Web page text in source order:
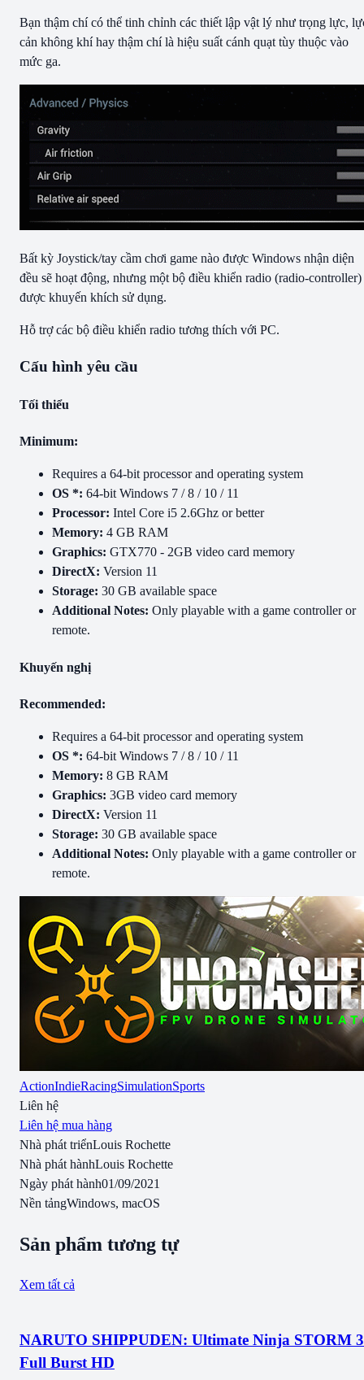
Bạn thậm chí có thể tinh chỉnh các thiết lập vật lý như trọng lực,
cản không khí hay thậm chí là hiệu suất cánh quạt tùy thuộc vào
mức ga.
Bất kỳ Joystick/tay cầm chơi game nào được Windows nhận diện
đều sẽ hoạt động, nhưng một bộ điều khiển radio (radio-controller)
được khuyến khích sử dụng.
Hỗ trợ các bộ điều khiển radio tương thích với PC.
Cấu hình yêu cầu
Tối thiểu
Minimum:
Requires a 64-bit processor and operating system
OS *: 64-bit Windows 7 / 8 / 10 / 11
Processor: Intel Core i5 2.6Ghz or better
Memory: 4 GB RAM
Graphics: GTX770 - 2GB video card memory
DirectX: Version 11
Storage: 30 GB available space
Additional Notes: Only playable with a game controller or
remote.
Khuyến nghị
Recommended:
Requires a 64-bit processor and operating system
OS *: 64-bit Windows 7 / 8 / 10 / 11
Memory: 8 GB RAM
Graphics: 3GB video card memory
DirectX: Version 11
Storage: 30 GB available space
Additional Notes: Only playable with a game controller or
remote.
ActionIndieRacingSimulationSports
Liên hệ
Liên hệ mua hàng
Nhà phát triểnLouis Rochette
Nhà phát hànhLouis Rochette
Ngày phát hành01/09/2021
Nền tảngWindows, macOS
Sản phẩm tương tự
Xem tất cả
NARUTO SHIPPUDEN: Ultimate Ninja STORM 3
Full Burst HD